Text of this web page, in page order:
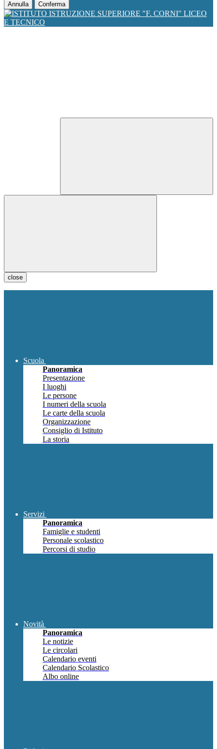
Annulla Conferma
close
Scuola
Panoramica
Presentazione
I luoghi
Le persone
I numeri della scuola
Le carte della scuola
Organizzazione
Consiglio di Istituto
La storia
Servizi
Panoramica
Famiglie e studenti
Personale scolastico
Percorsi di studio
Novità
Panoramica
Le notizie
Le circolari
Calendario eventi
Calendario Scolastico
Albo online